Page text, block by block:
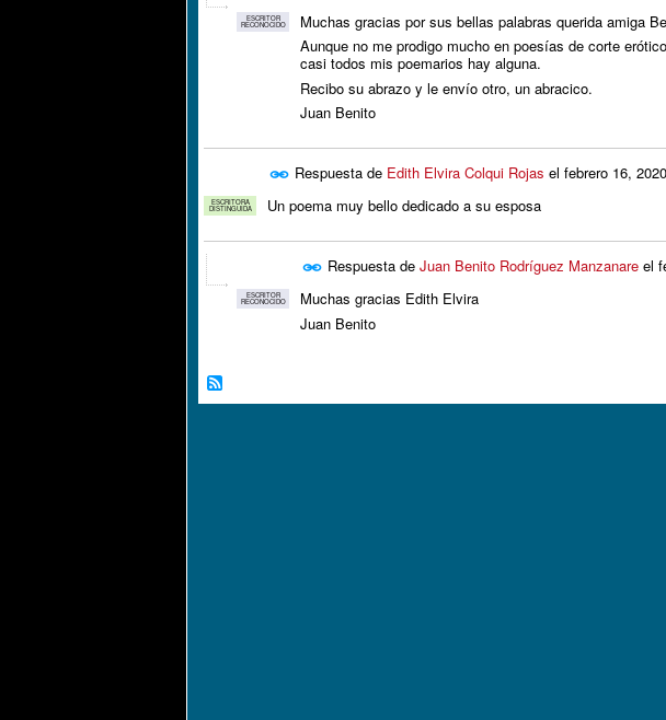
ESCRITOR
RECONOCIDO
Muchas gracias por sus bellas palabras querida amiga
Aunque no me prodigo mucho en poesías de corte
casi todos mis poemarios hay alguna.
Recibo su abrazo y le envío otro, un abracico.
Juan Benito
ESCRITORA
DISTINGUIDA
Respuesta de Edith Elvira Colqui Rojas el febrero 16,
Un poema muy bello dedicado a su esposa
ESCRITOR
RECONOCIDO
Respuesta de Juan Benito Rodríguez Manzanare el
Muchas gracias Edith Elvira
Juan Benito